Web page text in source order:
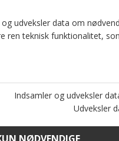
Web + Ry